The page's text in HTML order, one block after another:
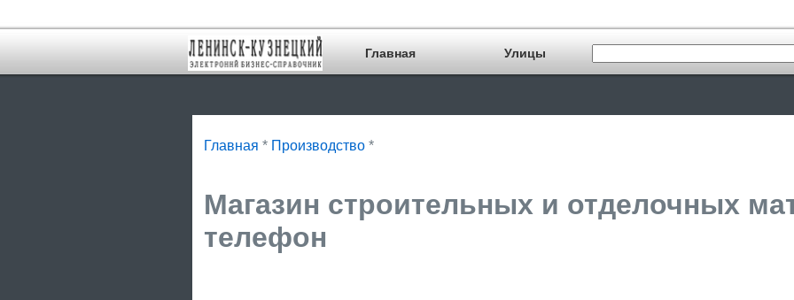
Главная Улицы
Главная * Производство *
Магазин строительных и отделочных
телефон